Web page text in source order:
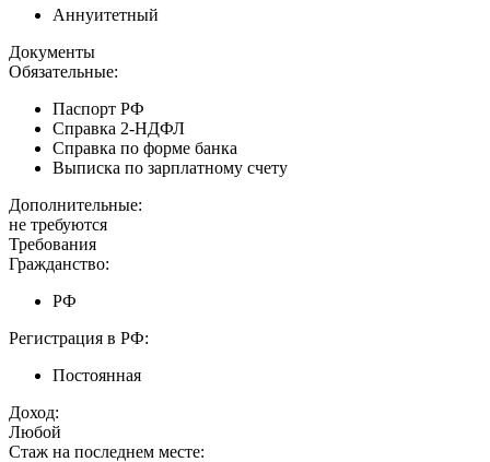
Аннуитетный
Документы
Обязательные:
Паспорт РФ
Справка 2-НДФЛ
Справка по форме банка
Выписка по зарплатному счету
Дополнительные:
не требуются
Требования
Гражданство:
РФ
Регистрация в РФ:
Постоянная
Доход:
Любой
Стаж на последнем месте: